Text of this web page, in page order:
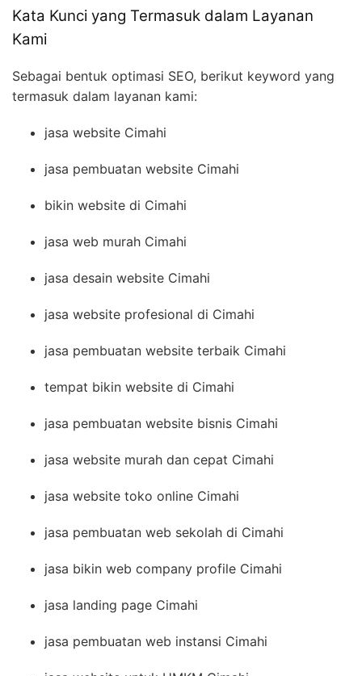
Kata Kunci yang Termasuk dalam Layanan
Kami
Sebagai bentuk optimasi SEO, berikut keyword yang
termasuk dalam layanan kami:
jasa website Cimahi
jasa pembuatan website Cimahi
bikin website di Cimahi
jasa web murah Cimahi
jasa desain website Cimahi
jasa website profesional di Cimahi
jasa pembuatan website terbaik Cimahi
tempat bikin website di Cimahi
jasa pembuatan website bisnis Cimahi
jasa website murah dan cepat Cimahi
jasa website toko online Cimahi
jasa pembuatan web sekolah di Cimahi
jasa bikin web company profile Cimahi
jasa landing page Cimahi
jasa pembuatan web instansi Cimahi